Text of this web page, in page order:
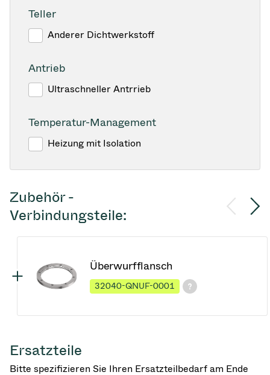
Teller
Anderer Dichtwerkstoff
Antrieb
Ultraschneller Antrrieb
Temperatur-Management
Heizung mit Isolation
Zubehör -
Verbindungsteile:
Überwurfflansch
32040-QNUF-0001
Ersatzteile
Bitte spezifizieren Sie Ihren Ersatzteilbedarf am Ende